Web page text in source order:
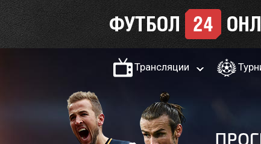
Трансляции